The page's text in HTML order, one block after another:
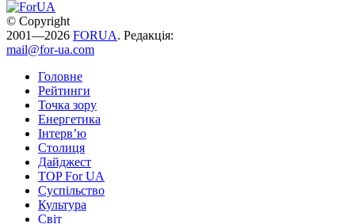
© Copyright
2001—2026 FORUA. Редакція:
mail@for-ua.com
Головне
Рейтинги
Точка зору
Енергетика
Інтерв’ю
Столиця
Дайджест
TOP For UA
Суспiльство
Культура
Світ